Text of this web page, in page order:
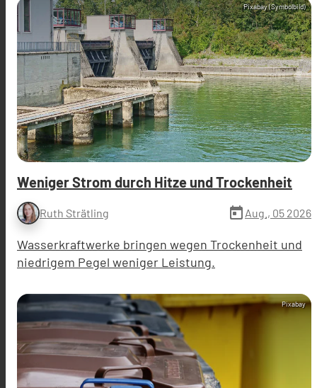
Pixabay (Symbolbild)
Weniger Strom durch Hitze und Trockenheit
Ruth Strätling today Aug., 05 2026
Wasserkraftwerke bringen wegen Trockenheit und
niedrigem Pegel weniger Leistung.
Pixabay